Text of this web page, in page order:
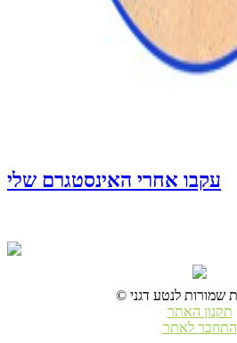
עקבו אחרי האינסטגרם שלי
שמורות לנטע דגני
תקנון האתר
התחבר לאתר